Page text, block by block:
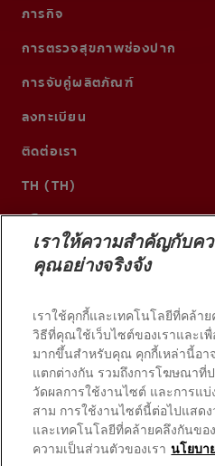
ภารกิจ
การตรวจสุขภาพช่องปาก
การจับคู่ผลิตภัณฑ์
ลงทะเบียน
ติดต่อเรา
TH (TH)
© 2026 บริษัท คอลเกต-ปาล์มโอลีฟ
เงื่อนไขการใช้งาน
เราให้ความสำคัญกับค
คุณอย่างจริงจัง
เราใช้คุกกี้และเทคโนโลยีที่คล้า
วิธีที่คุณใช้เว็บไซต์ของเราและเ
มากขึ้นสำหรับคุณ คุกกี้เหล่านี้อา
แตกต่างกัน รวมถึงการโฆษณาที่
วัดผลการใช้งานไซต์ และการแ
สาม การใช้งานไซต์นี้ต่อไปแสด
และเทคโนโลยีที่คล้ายคลึงกันขอ
ความเป็นส่วนตัวของเรา นโยบา